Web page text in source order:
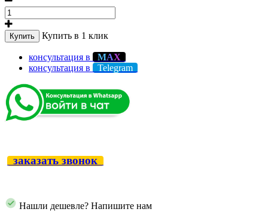
Купить Купить в 1 клик
консультация в МАХ
консультация в Telegram
заказать звонок
Нашли дешевле? Напишите нам